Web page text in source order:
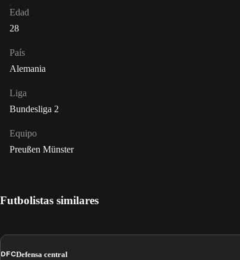
Edad
28
País
Alemania
Liga
Bundesliga 2
Equipo
Preußen Münster
Futbolistas similares
DFCDefensa central